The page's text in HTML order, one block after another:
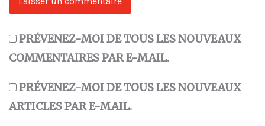
PRÉVENEZ-MOI DE TOUS LES NOUVEAUX
COMMENTAIRES PAR E-MAIL.
PRÉVENEZ-MOI DE TOUS LES NOUVEAUX
ARTICLES PAR E-MAIL.